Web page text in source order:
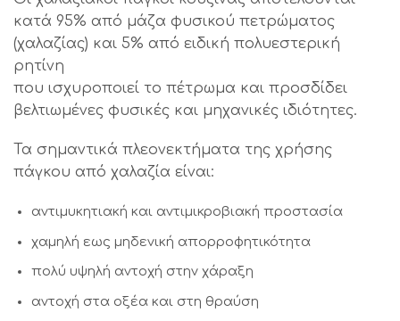
κατά 95% από μάζα φυσικού πετρώματος
(χαλαζίας) και 5% από ειδική πολυεστερική
ρητίνη
που ισχυροποιεί το πέτρωμα και προσδίδει
βελτιωμένες φυσικές και μηχανικές ιδιότητες.
Τα σημαντικά πλεονεκτήματα της χρήσης
πάγκου από χαλαζία είναι:
αντιμυκητιακή και αντιμικροβιακή προστασία
χαμηλή εως μηδενική απορροφητικότητα
πολύ υψηλή αντοχή στην χάραξη
αντοχή στα οξέα και στη θραύση